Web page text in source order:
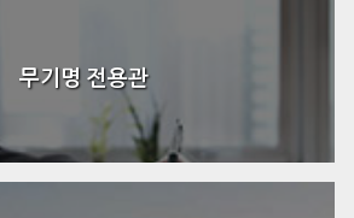
무기명 전용관